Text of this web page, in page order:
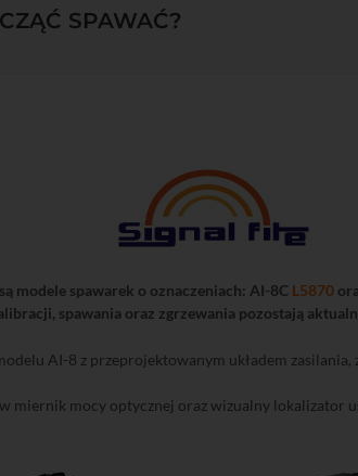
SPAWAĆ?
modele spawarek o oznaczeniach: AI-8C L5870
spawania oraz zgrzewania pozostają
AI-8 z przeprojektowanym układem
miernik mocy optycznej oraz wizualny lokalizator